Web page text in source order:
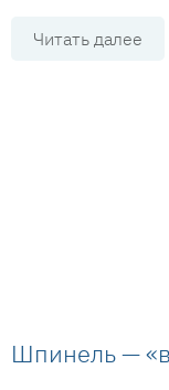
Читать далее
Шпинель —